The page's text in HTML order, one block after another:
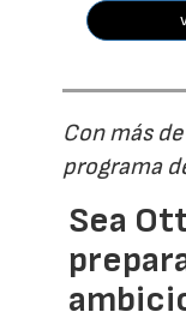
Con más
programa
Sea